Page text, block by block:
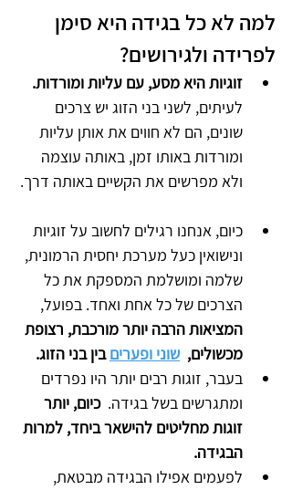
למה לא כל בגידה היא סימן
לפרידה ולגירושים?
זוגיות היא מסע, עם עליות ומורדות.
לעיתים, לשני בני הזוג יש צרכים
שונים, הם לא חווים את אותן עליות
ומורדות באותו זמן, באותה עוצמה
ולא מפרשים את הקשיים באותה דרך.
כיום, אנחנו רגילים לחשוב על זוגיות
ונישואין כעל מערכת יחסית הרמונית,
שלמה ומושלמת המספקת את כל
הצרכים של כל אחת ואחד. בפועל,
המציאות הרבה יותר מורכבת, רצופת
מכשולים, שוני ופערים בין בני הזוג.
בעבר, זוגות רבים יותר היו נפרדים
ומתגרשים בשל בגידה. כיום, יותר
זוגות מחליטים להישאר ביחד, למרות
הבגידה.
לפעמים אפילו הבגידה מבטאת,